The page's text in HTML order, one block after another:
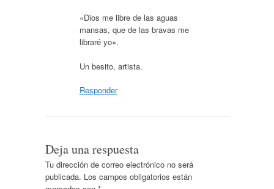
«Dios me libre de las aguas
mansas, que de las bravas me
libraré yo».
Un besito, artista.
Responder
Deja una respuesta
Tu dirección de correo electrónico no será
publicada. Los campos obligatorios están